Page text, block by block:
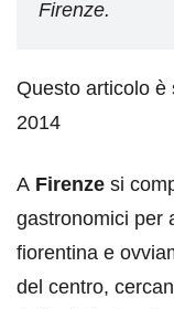
Firenze.
Questo articolo è
2014
A Firenze si
gastronomici per
fiorentina e
del centro,